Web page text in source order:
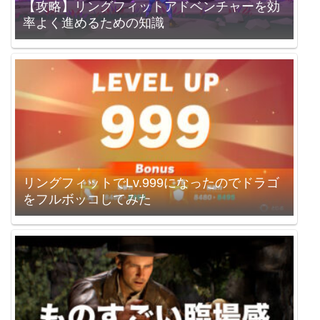
【攻略】リングフィットアドベンチャーを効
率よく進めるための知識
リングフィットでLv.999になったのでドラゴ
をフルボッコしてみた